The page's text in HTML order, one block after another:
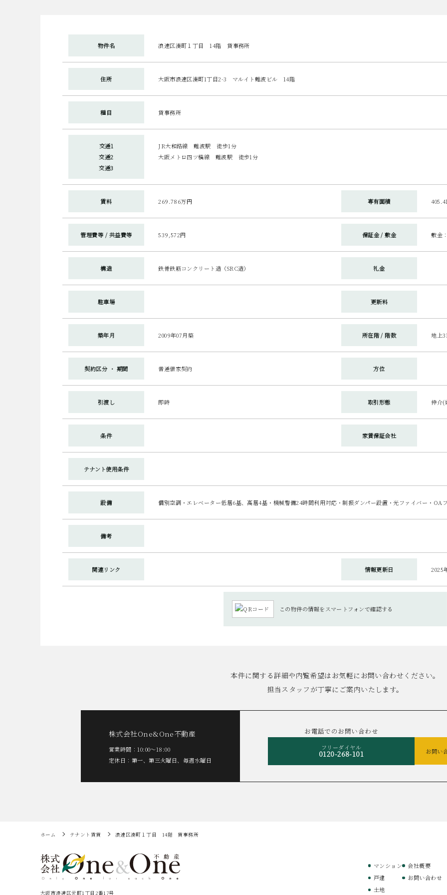
物件名 浪速区湊町１丁目 14階 貸事務所
住所 大阪市浪速区湊町1丁目2-3 マルイト難波ビル 14階
種目 貸事務所
交通1
交通2
交通3
JR大和路線 難波駅 徒歩1分
大阪メトロ四ツ橋線 難波駅 徒歩1分
賃料 269.786万円 専有面積
管理費等 / 共益費等 539,572円 保証金 / 敷金 敷金
構造 鉄骨鉄筋コンクリート造（SRC造） 礼金
駐車場 更新料
築年月 2009年07月築 所在階 / 階数 地上
契約区分 ・ 期間 普通借家契約 方位
引渡し 即時 取引形態 仲介(
条件 家賃保証会社
テナント使用条件
設備 個別空調・エレベーター低層6基、高層4基・機械警備24時間利用対応・制振ダンパー設置・光ファイバー・OA
備考
関連リンク 情報更新日 2025
この物件の情報をスマートフォンで確認する
本件に関する詳細や内覧希望はお気軽にお問い合わせください。
担当スタッフが丁寧にご案内いたします。
株式会社One&One不動産
営業時間：10:00〜18:00
定休日：第一、第三火曜日、毎週水曜日
お電話でのお問い合わせ
フリーダイヤル
0120-268-101 お問い
ホーム テナント賃貸 浪速区湊町１丁目 14階 貸事務所
大阪市浪速区元町1丁目2番17号
マンション
戸建
土地
会社概要
お問い合わせ